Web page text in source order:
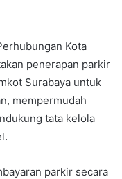
Kota
penerapan parkir
Surabaya untuk
mempermudah
tata kelola
parkir secara